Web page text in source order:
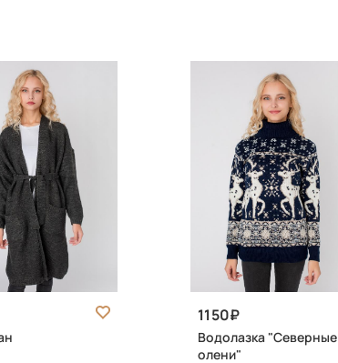
1150
Водолазка "Северные
олени"